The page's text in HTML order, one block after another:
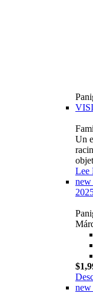
Un
Lee
new
new